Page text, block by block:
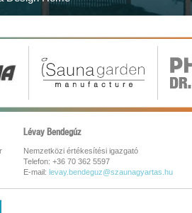
Lévay Bendegúz
Nemzetközi értékesítési igazgató
Telefon: +36 70 362 5597
E-mail: levay.bendeguz@szaunagyartas.hu